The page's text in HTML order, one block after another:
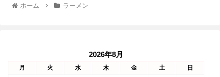
ホーム ラーメン
2026年8月
月 火 水 木 金 土
日